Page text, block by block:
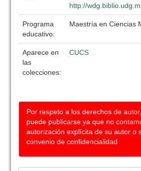
http://
Programa
educativo:
Maestría en Ciencias
Aparece en
las
colecciones:
CUCS
Por respeto a los derechos de
puede publicarse ya que no
autorización explícita de su autor o
convenio de confidencialidad